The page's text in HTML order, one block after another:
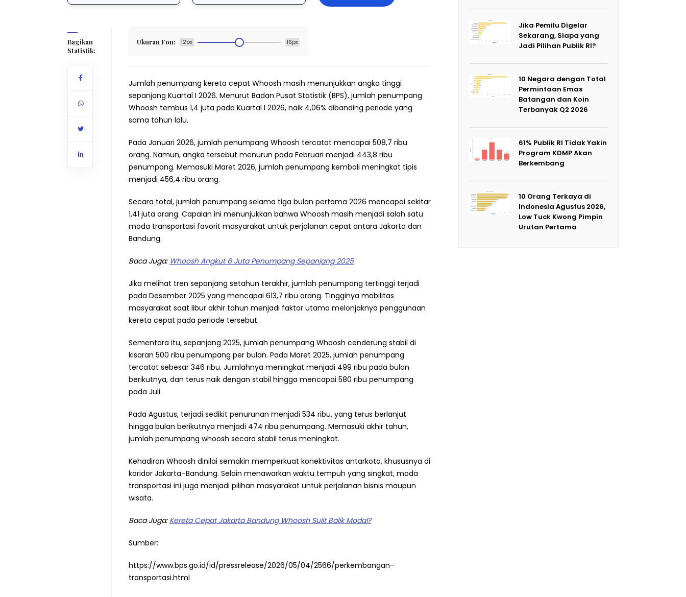
Bagikan
Statistik:
Ukuran Fon: 12px 16px
Jumlah penumpang kereta cepat Whoosh masih menunjukkan angka tinggi
sepanjang Kuartal I 2026. Menurut Badan Pusat Statistik (BPS), jumlah penumpang
Whoosh tembus 1,4 juta pada Kuartal I 2026, naik 4,06% dibanding periode yang
sama tahun lalu.
Pada Januari 2026, jumlah penumpang Whoosh tercatat mencapai 508,7 ribu
orang. Namun, angka tersebut menurun pada Februari menjadi 443,8 ribu
penumpang. Memasuki Maret 2026, jumlah penumpang kembali meningkat tipis
menjadi 456,4 ribu orang.
Secara total, jumlah penumpang selama tiga bulan pertama 2026 mencapai sekitar
1,41 juta orang. Capaian ini menunjukkan bahwa Whoosh masih menjadi salah satu
moda transportasi favorit masyarakat untuk perjalanan cepat antara Jakarta dan
Bandung.
Baca Juga: Whoosh Angkut 6 Juta Penumpang Sepanjang 2025
Jika melihat tren sepanjang setahun terakhir, jumlah penumpang tertinggi terjadi
pada Desember 2025 yang mencapai 613,7 ribu orang. Tingginya mobilitas
masyarakat saat libur akhir tahun menjadi faktor utama melonjaknya penggunaan
kereta cepat pada periode tersebut.
Sementara itu, sepanjang 2025, jumlah penumpang Whoosh cenderung stabil di
kisaran 500 ribu penumpang per bulan. Pada Maret 2025, jumlah penumpang
tercatat sebesar 346 ribu. Jumlahnya meningkat menjadi 499 ribu pada bulan
berikutnya, dan terus naik dengan stabil hingga mencapai 580 ribu penumpang
pada Juli.
Pada Agustus, terjadi sedikit penurunan menjadi 534 ribu, yang terus berlanjut
hingga bulan berikutnya menjadi 474 ribu penumpang. Memasuki akhir tahun,
jumlah penumpang whoosh secara stabil terus meningkat.
Kehadiran Whoosh dinilai semakin memperkuat konektivitas antarkota, khususnya di
koridor Jakarta–Bandung. Selain menawarkan waktu tempuh yang singkat, moda
transportasi ini juga menjadi pilihan masyarakat untuk perjalanan bisnis maupun
wisata.
Baca Juga: Kereta Cepat Jakarta Bandung Whoosh Sulit Balik Modal?
Sumber:
https://www.bps.go.id/id/pressrelease/2026/05/04/2566/perkembangan-
transportasi.html
Jika Pemilu Digelar
Sekarang, Siapa yang
Jadi Pilihan Publik RI?
10 Negara dengan Total
Permintaan Emas
Batangan dan Koin
Terbanyak Q2 2026
61% Publik RI Tidak Yakin
Program KDMP Akan
Berkembang
10 Orang Terkaya di
Indonesia Agustus 2026,
Low Tuck Kwong Pimpin
Urutan Pertama